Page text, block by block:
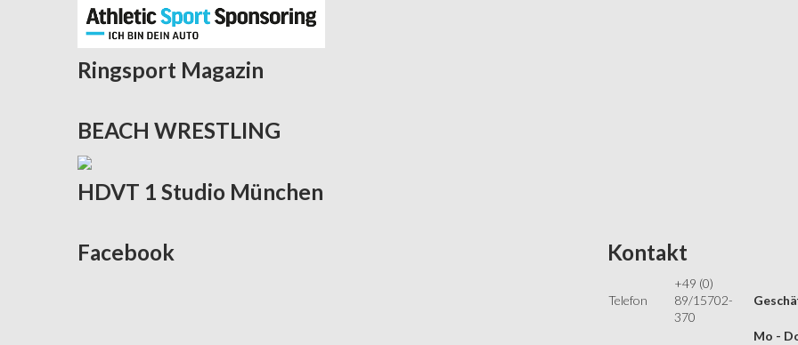
Ringsport Magazin
BEACH WRESTLING
HDVT 1 Studio München
Facebook Kontakt
Telefon
+49 (0)
89/15702-
370
Mo -